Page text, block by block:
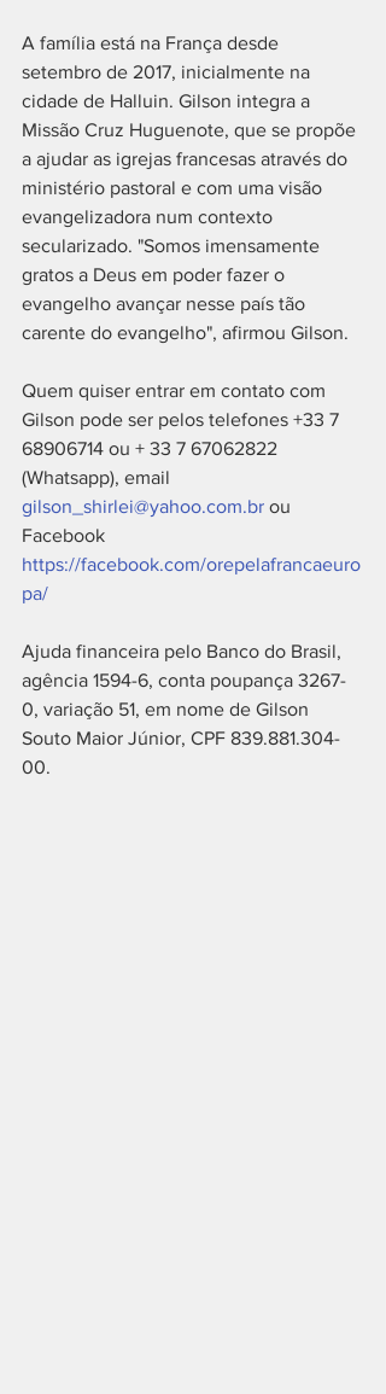
A família está na França desde
setembro de 2017, inicialmente na
cidade de Halluin. Gilson integra a
Missão Cruz Huguenote, que se propõe
a ajudar as igrejas francesas através do
ministério pastoral e com uma visão
evangelizadora num contexto
secularizado. "Somos imensamente
gratos a Deus em poder fazer o
evangelho avançar nesse país tão
carente do evangelho", afirmou Gilson.
Quem quiser entrar em contato com
Gilson pode ser pelos telefones +33 7
68906714 ou + 33 7 67062822
(Whatsapp), email
gilson_shirlei@yahoo.com.br ou
Facebook
https://facebook.com/orepelafrancaeuro
pa/
Ajuda financeira pelo Banco do Brasil,
agência 1594-6, conta poupança 3267-
0, variação 51, em nome de Gilson
Souto Maior Júnior, CPF 839.881.304-
00.